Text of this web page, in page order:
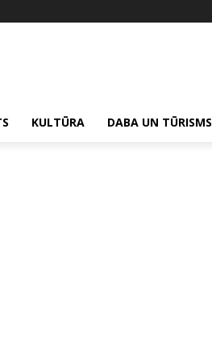
KULTŪRA DABA UN TŪRISMS